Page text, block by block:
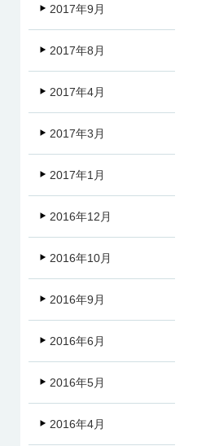
2017年9月
2017年8月
2017年4月
2017年3月
2017年1月
2016年12月
2016年10月
2016年9月
2016年6月
2016年5月
2016年4月